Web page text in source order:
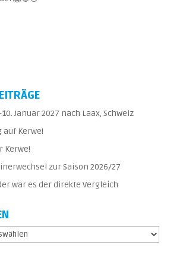
Januar 2027 nach Laax, Schweiz
auf Kerwe!
Kerwe!
zur Saison 2026/27
war es der direkte Vergleich